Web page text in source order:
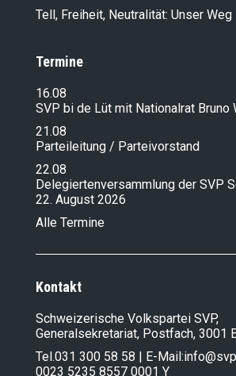
Tell, Freiheit, Neutralität: Unser
Termine
16.08
SVP bi de Lüt mit Nationalrat Bruno
21.08
Parteileitung / Parteivorstand
22.08
Delegiertenversammlung der SVP
22. August 2026
Alle Termine
Kontakt
Schweizerische Volkspartei SVP,
Generalsekretariat, Postfach, 3001
Tel.031 300 58 58 | E-Mail:
0023 5235 8557 0001 Y